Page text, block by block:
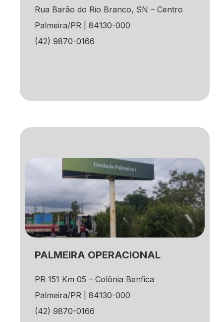
Rua Barão do Rio Branco, SN – Centro
Palmeira/PR | 84130-000
(42) 9870-0166
PALMEIRA OPERACIONAL
PR 151 Km 05 – Colônia Benfica
Palmeira/PR | 84130-000
(42) 9870-0166